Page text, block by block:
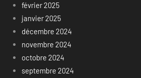
février 2025
janvier 2025
décembre 2024
novembre 2024
octobre 2024
septembre 2024